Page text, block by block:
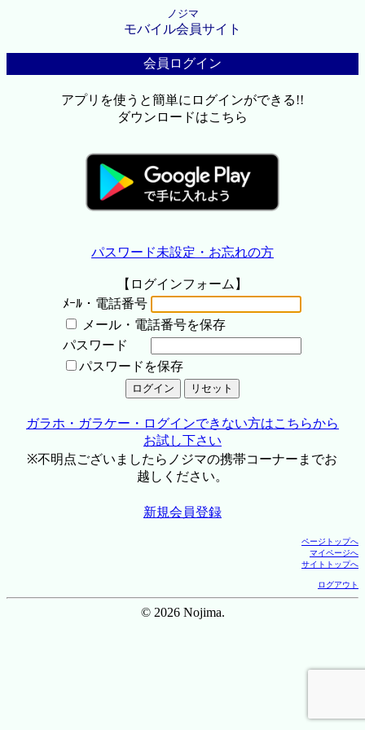
ノジマ
モバイル会員サイト
会員ログイン
アプリを使うと簡単にログインができる!!
ダウンロードはこちら
パスワード未設定・お忘れの方
【ログインフォーム】
ﾒｰﾙ・電話番号
メール・電話番号を保存
パスワード
パスワードを保存
ガラホ・ガラケー・ログインできない方はこちらから
お試し下さい
※不明点ございましたらノジマの携帯コーナーまでお
越しください。
新規会員登録
ページトップへ
マイページへ
サイトトップへ
ログアウト
© 2026 Nojima.